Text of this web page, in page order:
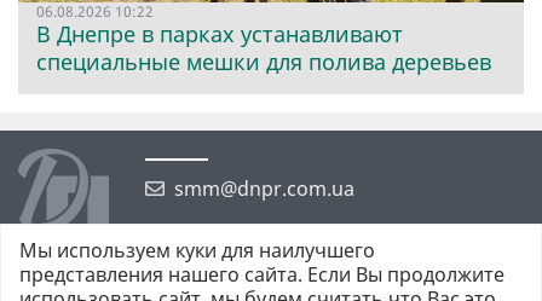
06.08.2026 10:22
В Днепре в парках устанавливают
специальные мешки для полива деревьев
smm@dnpr.com.ua
Мы используем куки для наилучшего
представления нашего сайта. Если Вы продолжите